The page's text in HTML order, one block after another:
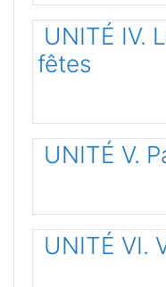
UNITÉ IV.
fêtes
UNITÉ V.
UNITÉ VI.